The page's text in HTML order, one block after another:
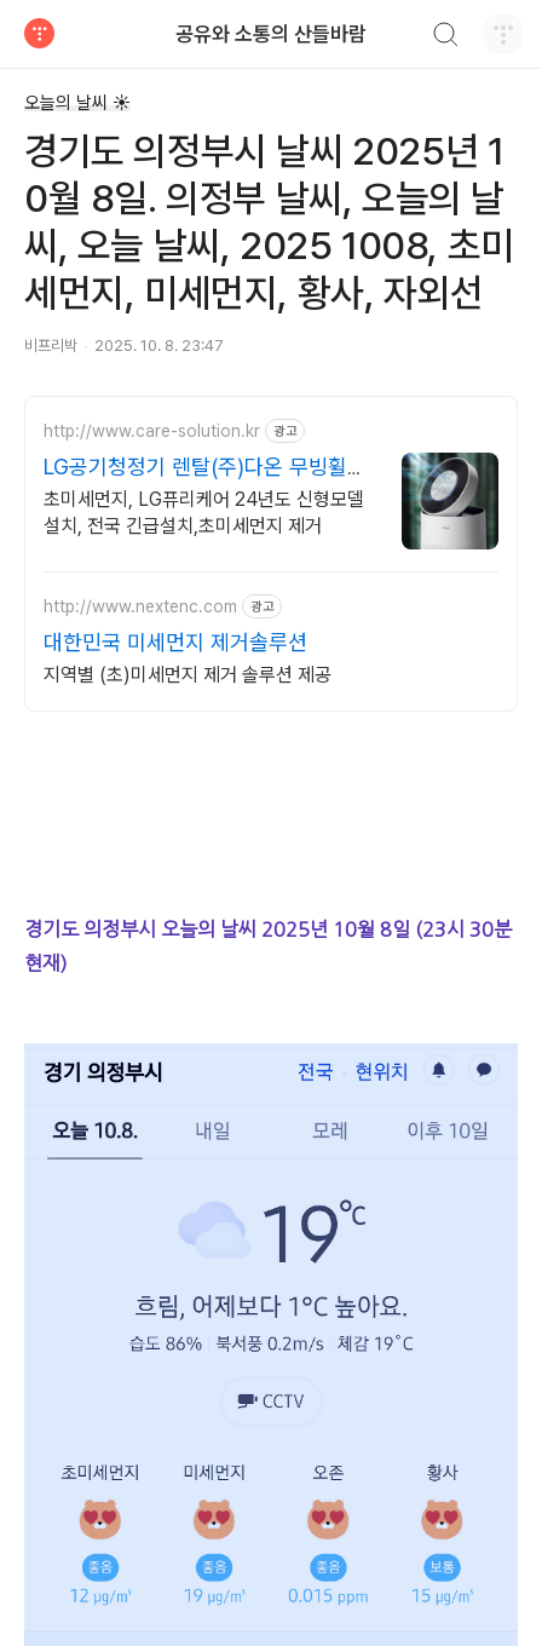
공유와 소통의 산들바람
오늘의 날씨 ☀
경기도 의정부시 날씨 2025년 1
0월 8일. 의정부 날씨, 오늘의 날
씨, 오늘 날씨, 2025 1008, 초미
세먼지, 미세먼지, 황사, 자외선
비프리박 2025. 10. 8. 23:47
http://www.care-solution.kr 광고
LG공기청정기 렌탈(주)다온 무빙휠증
정+추가할인+긴급설치
초미세먼지, LG퓨리케어 24년도 신형모델
설치, 전국 긴급설치,초미세먼지 제거
http://www.nextenc.com 광고
대한민국 미세먼지 제거솔루션
지역별 (초)미세먼지 제거 솔루션 제공
경기도 의정부시 오늘의 날씨 2025년 10월 8일 (23시 30분
현재)